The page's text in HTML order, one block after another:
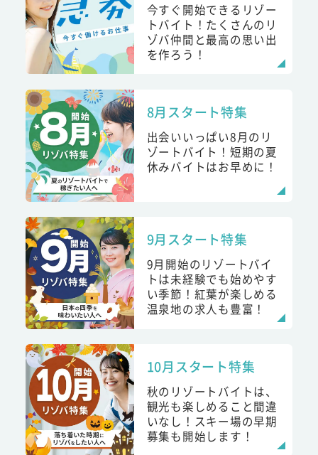
今すぐ開始できるリゾー
トバイト！たくさんのリ
ゾバ仲間と最高の思い出
を作ろう！
8月スタート特集
出会いいっぱい8月のリ
ゾートバイト！短期の夏
休みバイトはお早めに！
9月スタート特集
9月開始のリゾートバイ
トは未経験でも始めやす
い季節！紅葉が楽しめる
温泉地の求人も豊富！
10月スタート特集
秋のリゾートバイトは、
観光も楽しめること間違
いなし！スキー場の早期
募集も開始します！